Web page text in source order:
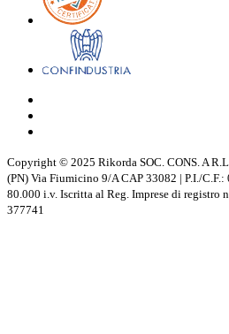
Copyright © 2025 Rikorda SOC. CONS. A
(PN) Via Fiumicino 9/A CAP 33082 | P.I./
80.000 i.v. Iscritta al Reg. Imprese di registro
377741